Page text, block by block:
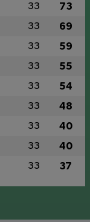
33 73
33 69
33 59
33 55
33 54
33 48
33 40
33 40
33 37